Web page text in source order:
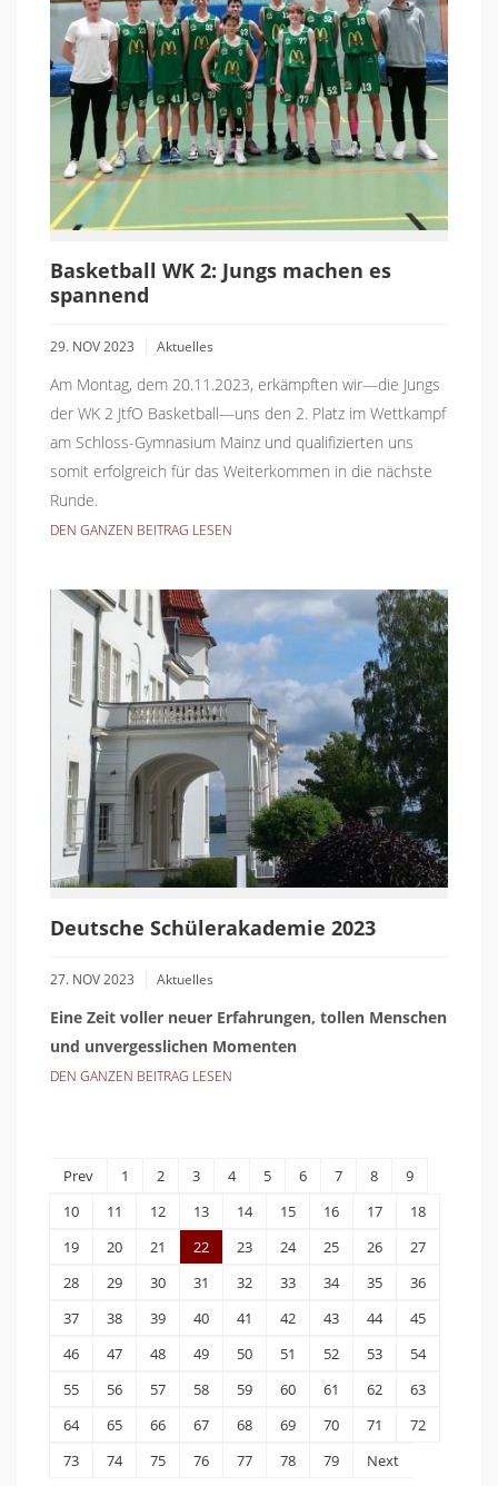
Basketball WK 2: Jungs machen es
spannend
29. NOV 2023 Aktuelles
Am Montag, dem 20.11.2023, erkämpften wir—die Jungs
der WK 2 JtfO Basketball—uns den 2. Platz im Wettkampf
am Schloss-Gymnasium Mainz und qualifizierten uns
somit erfolgreich für das Weiterkommen in die nächste
Runde.
DEN GANZEN BEITRAG LESEN
Deutsche Schülerakademie 2023
27. NOV 2023 Aktuelles
Eine Zeit voller neuer Erfahrungen, tollen Menschen
und unvergesslichen Momenten
DEN GANZEN BEITRAG LESEN
Prev 1 2 3 4 5 6 7 8
9
10
11 12 13 14 15 16 17
18
19
20 21 22 23 24 25 26
27
28
29 30 31 32 33 34 35
36
37
38 39 40 41 42 43 44
45
46
47 48 49 50 51 52 53
54
55
56 57 58 59 60 61 62
63
64
65 66 67 68 69 70 71
72
73
74 75 76 77 78 79 Next